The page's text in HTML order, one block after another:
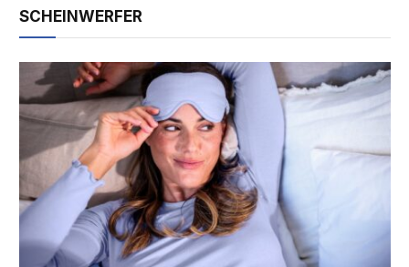
SCHEINWERFER